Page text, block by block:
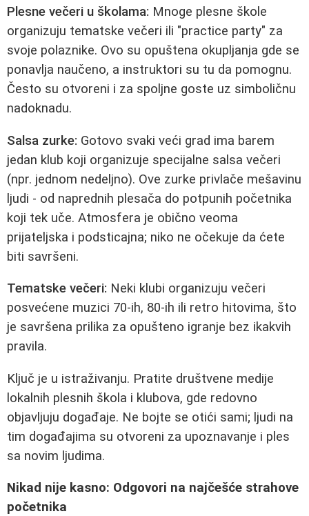
Plesne večeri u školama: Mnoge plesne škole
organizuju tematske večeri ili "practice party" za
svoje polaznike. Ovo su opuštena okupljanja gde se
ponavlja naučeno, a instruktori su tu da pomognu.
Često su otvoreni i za spoljne goste uz simboličnu
nadoknadu.
Salsa zurke: Gotovo svaki veći grad ima barem
jedan klub koji organizuje specijalne salsa večeri
(npr. jednom nedeljno). Ove zurke privlače mešavinu
ljudi - od naprednih plesača do potpunih početnika
koji tek uče. Atmosfera je obično veoma
prijateljska i podsticajna; niko ne očekuje da ćete
biti savršeni.
Tematske večeri: Neki klubi organizuju večeri
posvećene muzici 70-ih, 80-ih ili retro hitovima, što
je savršena prilika za opušteno igranje bez ikakvih
pravila.
Ključ je u istraživanju. Pratite društvene medije
lokalnih plesnih škola i klubova, gde redovno
objavljuju događaje. Ne bojte se otići sami; ljudi na
tim događajima su otvoreni za upoznavanje i ples
sa novim ljudima.
Nikad nije kasno: Odgovori na najčešće strahove
početnika